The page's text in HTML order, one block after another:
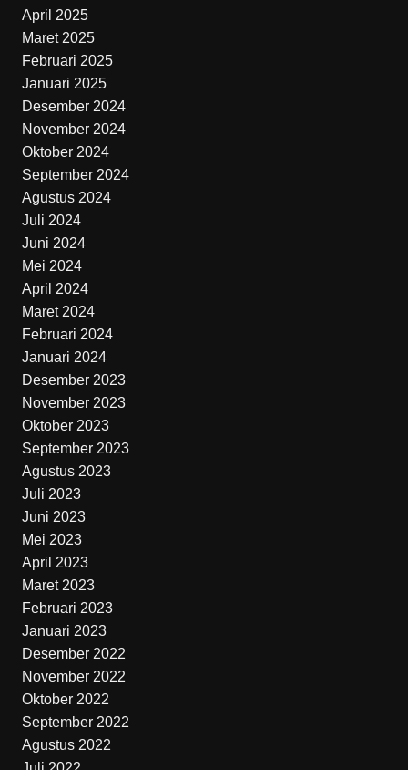
April 2025
Maret 2025
Februari 2025
Januari 2025
Desember 2024
November 2024
Oktober 2024
September 2024
Agustus 2024
Juli 2024
Juni 2024
Mei 2024
April 2024
Maret 2024
Februari 2024
Januari 2024
Desember 2023
November 2023
Oktober 2023
September 2023
Agustus 2023
Juli 2023
Juni 2023
Mei 2023
April 2023
Maret 2023
Februari 2023
Januari 2023
Desember 2022
November 2022
Oktober 2022
September 2022
Agustus 2022